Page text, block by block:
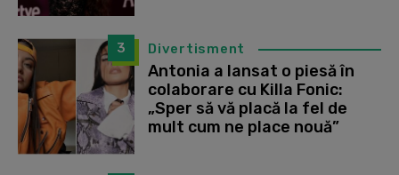
3 Divertisment
Antonia a lansat o piesă în
colaborare cu Killa Fonic:
„Sper să vă placă la fel de
mult cum ne place nouă”